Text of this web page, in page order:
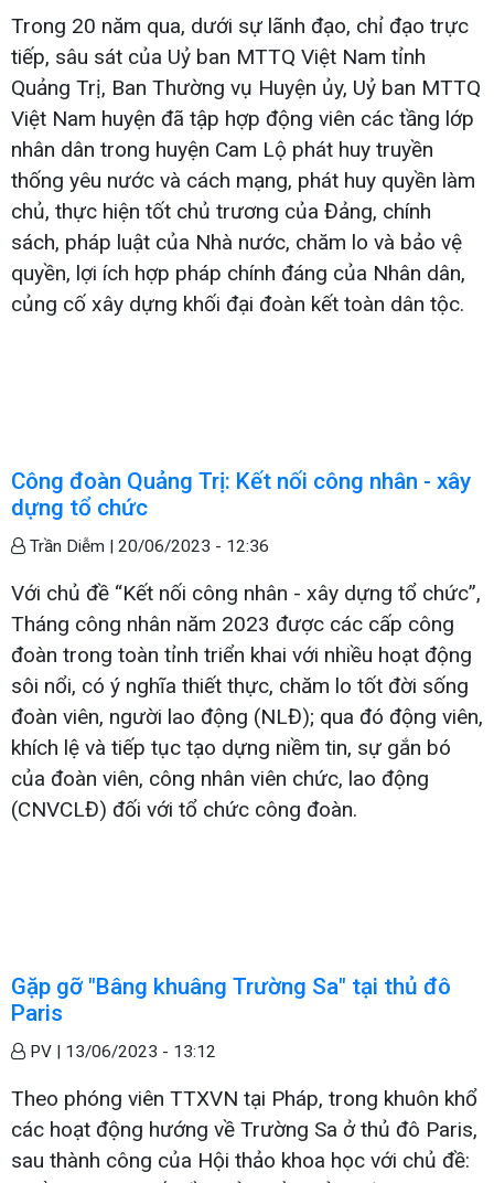
Trong 20 năm qua, dưới sự lãnh đạo, chỉ đạo trực
tiếp, sâu sát của Uỷ ban MTTQ Việt Nam tỉnh
Quảng Trị, Ban Thường vụ Huyện ủy, Uỷ ban MTTQ
Việt Nam huyện đã tập hợp động viên các tầng lớp
nhân dân trong huyện Cam Lộ phát huy truyền
thống yêu nước và cách mạng, phát huy quyền làm
chủ, thực hiện tốt chủ trương của Đảng, chính
sách, pháp luật của Nhà nước, chăm lo và bảo vệ
quyền, lợi ích hợp pháp chính đáng của Nhân dân,
củng cố xây dựng khối đại đoàn kết toàn dân tộc.
Công đoàn Quảng Trị: Kết nối công nhân - xây
dựng tổ chức
Trần Diễm | 20/06/2023 - 12:36
Với chủ đề “Kết nối công nhân - xây dựng tổ chức”,
Tháng công nhân năm 2023 được các cấp công
đoàn trong toàn tỉnh triển khai với nhiều hoạt động
sôi nổi, có ý nghĩa thiết thực, chăm lo tốt đời sống
đoàn viên, người lao động (NLĐ); qua đó động viên,
khích lệ và tiếp tục tạo dựng niềm tin, sự gắn bó
của đoàn viên, công nhân viên chức, lao động
(CNVCLĐ) đối với tổ chức công đoàn.
Gặp gỡ "Bâng khuâng Trường Sa" tại thủ đô
Paris
PV | 13/06/2023 - 13:12
Theo phóng viên TTXVN tại Pháp, trong khuôn khổ
các hoạt động hướng về Trường Sa ở thủ đô Paris,
sau thành công của Hội thảo khoa học với chủ đề: